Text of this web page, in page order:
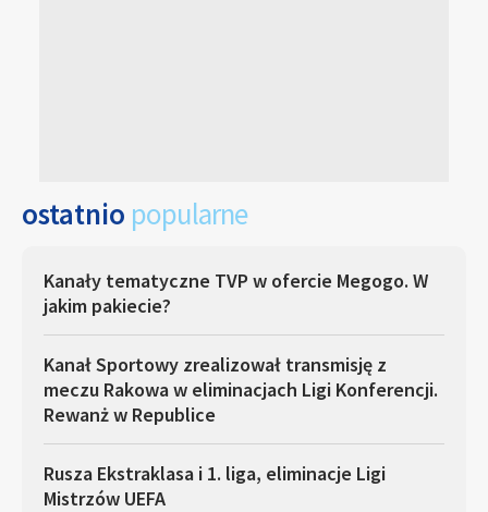
ostatnio popularne
Kanały tematyczne TVP w ofercie Megogo. W
jakim pakiecie?
Kanał Sportowy zrealizował transmisję z
meczu Rakowa w eliminacjach Ligi Konferencji.
Rewanż w Republice
Rusza Ekstraklasa i 1. liga, eliminacje Ligi
Mistrzów UEFA